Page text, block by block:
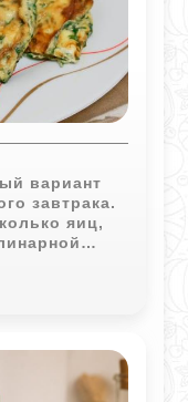
вариант
завтрака.
яиц,
всего
вас